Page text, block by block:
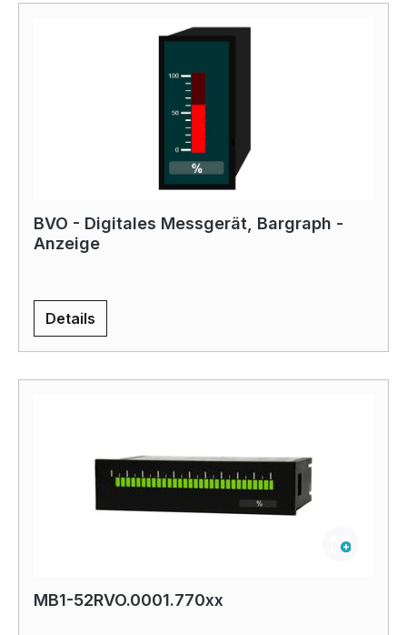
BVO - Digitales Messgerät, Bargraph -
Anzeige
Details
MB1-52RVO.0001.770xx